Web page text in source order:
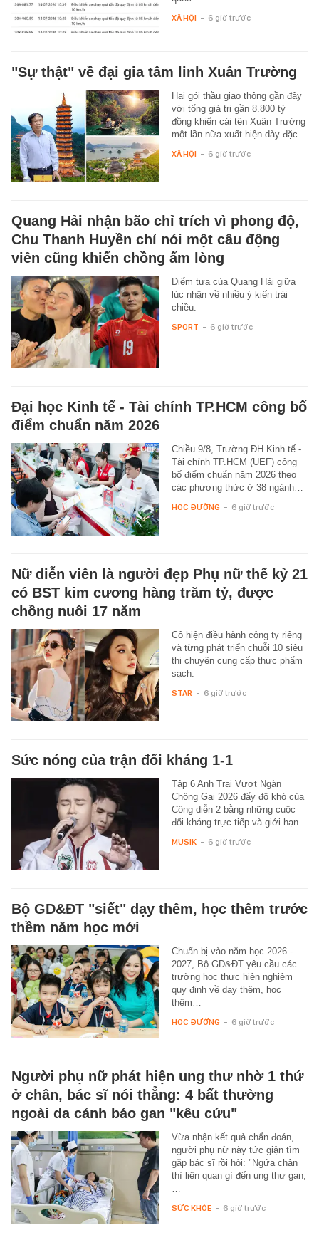
XÃ HỘI - 6 giờ trước
"Sự thật" về đại gia tâm linh Xuân Trường
Hai gói thầu giao thông gần đây
với tổng giá trị gần 8.800 tỷ
đồng khiến cái tên Xuân Trường
một lần nữa xuất hiện dày đặc…
XÃ HỘI - 6 giờ trước
Quang Hải nhận bão chỉ trích vì phong độ,
Chu Thanh Huyền chỉ nói một câu động
viên cũng khiến chồng ấm lòng
Điểm tựa của Quang Hải giữa
lúc nhận về nhiều ý kiến trái
chiều.
SPORT - 6 giờ trước
Đại học Kinh tế - Tài chính TP.HCM công bố
điểm chuẩn năm 2026
Chiều 9/8, Trường ĐH Kinh tế -
Tài chính TP.HCM (UEF) công
bố điểm chuẩn năm 2026 theo
các phương thức ở 38 ngành…
HỌC ĐƯỜNG - 6 giờ trước
Nữ diễn viên là người đẹp Phụ nữ thế kỷ 21
có BST kim cương hàng trăm tỷ, được
chồng nuôi 17 năm
Cô hiện điều hành công ty riêng
và từng phát triển chuỗi 10 siêu
thị chuyên cung cấp thực phẩm
sạch.
STAR - 6 giờ trước
Sức nóng của trận đối kháng 1-1
Tập 6 Anh Trai Vượt Ngàn
Chông Gai 2026 đẩy độ khó của
Công diễn 2 bằng những cuộc
đối kháng trực tiếp và giới hạn…
MUSIK - 6 giờ trước
Bộ GD&ĐT "siết" dạy thêm, học thêm trước
thềm năm học mới
Chuẩn bị vào năm học 2026 -
2027, Bộ GD&ĐT yêu cầu các
trường học thực hiện nghiêm
quy định về dạy thêm, học
thêm…
HỌC ĐƯỜNG - 6 giờ trước
Người phụ nữ phát hiện ung thư nhờ 1 thứ
ở chân, bác sĩ nói thẳng: 4 bất thường
ngoài da cảnh báo gan "kêu cứu"
Vừa nhận kết quả chẩn đoán,
người phụ nữ này tức giận tìm
gặp bác sĩ rồi hỏi: "Ngứa chân
thì liên quan gì đến ung thư gan,
…
SỨC KHỎE - 6 giờ trước